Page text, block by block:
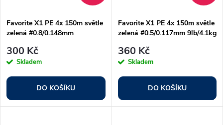
Favorite X1 PE 4x 150m světle
zelená #0.8/0.148mm
300 Kč
Skladem
DO KOŠÍKU
Favorite X1 PE 4x 150m světle
zelená #0.5/0.117mm 9lb/4.1kg
360 Kč
Skladem
DO KOŠÍKU